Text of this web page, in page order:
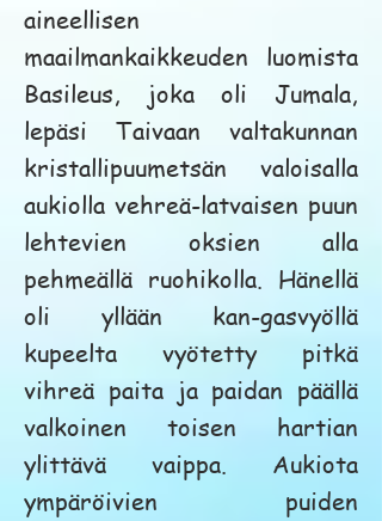
aineellisen
maailmankaikkeuden luomista
Basileus, joka oli Jumala,
lepäsi Taivaan valtakunnan
kristallipuumetsän valoisalla
aukiolla vehreä-latvaisen puun
lehtevien oksien alla
pehmeällä ruohikolla. Hänellä
oli yllään kan-gasvyöllä
kupeelta vyötetty pitkä
vihreä paita ja paidan päällä
valkoinen toisen hartian
ylittävä vaippa. Aukiota
ympäröivien puiden